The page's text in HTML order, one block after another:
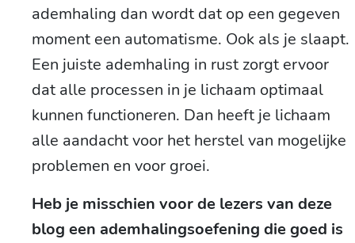
ademhaling dan wordt dat op een gegeven
moment een automatisme. Ook als je slaapt.
Een juiste ademhaling in rust zorgt ervoor
dat alle processen in je lichaam optimaal
kunnen functioneren. Dan heeft je lichaam
alle aandacht voor het herstel van mogelijke
problemen en voor groei.
Heb je misschien voor de lezers van deze
blog een ademhalingsoefening die goed is